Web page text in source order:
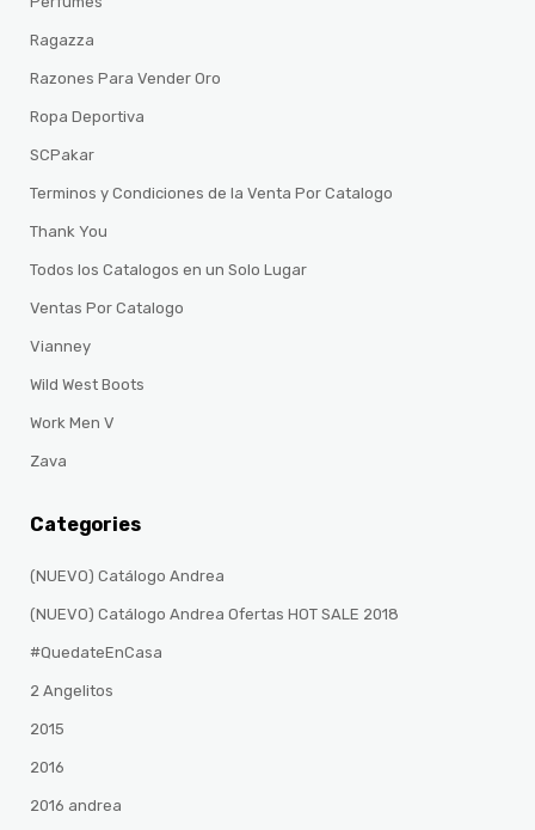
Ragazza
Razones Para Vender Oro
Ropa Deportiva
SCPakar
Terminos y Condiciones de la Venta Por Catalogo
Thank You
Todos los Catalogos en un Solo Lugar
Ventas Por Catalogo
Vianney
Wild West Boots
Work Men V
Zava
Categories
(NUEVO) Catálogo Andrea
(NUEVO) Catálogo Andrea Ofertas HOT SALE 2018
#QuedateEnCasa
2 Angelitos
2015
2016
2016 andrea